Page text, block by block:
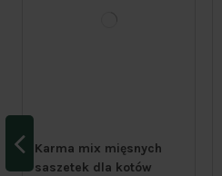
Karma mix mięsnych
saszetek dla kotów